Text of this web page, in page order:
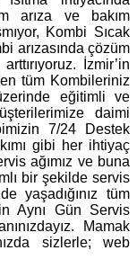
arıza ve bakım
Kombi Sıcak
arızasında çözüm
İzmir’in
tüm Kombileriniz
eğitimli ve
daimi
7/24 Destek
gibi her ihtiyaç
ağımız ve buna
bir şekilde servis
yaşadığınız tüm
Aynı Gün Servis
Mamak
sizlerle; web